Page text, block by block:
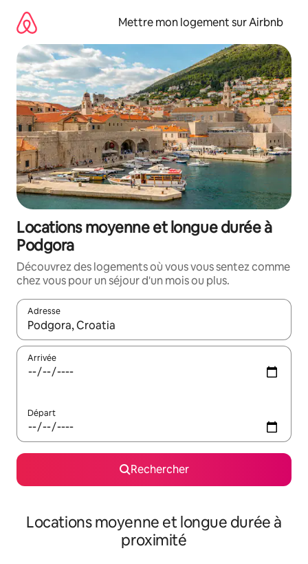
directement
contenu
Mettre mon logement sur Airbnb
Locations moyenne et longue durée à
Podgora
Découvrez des logements où vous vous sentez comme
chez vous pour un séjour d'un mois ou plus.
Adresse
Lorsque les résultats s'affichent, utilisez les flèches vers le
Arrivée
Départ
Rechercher
Locations moyenne et longue durée à
proximité